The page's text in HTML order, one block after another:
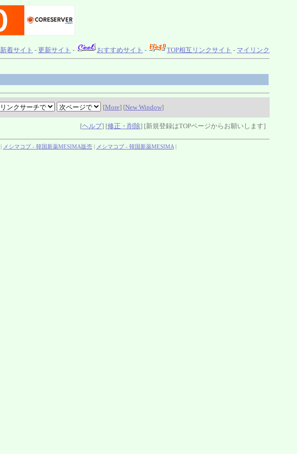
新着サイト -更新サイト - おすすめサイト - TOP相互リンクサイト - マイリンク
[More] [New Window]
[ヘルプ] [修正・削除] [新規登録はTOPページからお願いします]
メシマコブ - 韓国新薬MESIMA販売| メシマコブ - 韓国新薬MESIMA|